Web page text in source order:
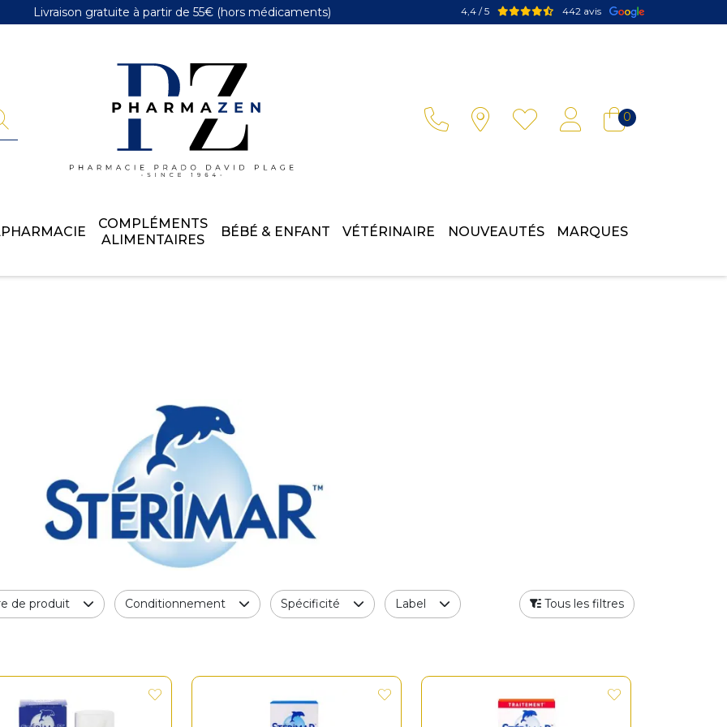
Livraison gratuite à partir de 55€(hors médicaments) 4,4 / 5 442 avis
0
COMPLÉMENTS
ALIMENTAIRES
BÉBÉ & ENFANT VÉTÉRINAIRE NOUVEAUTÉS MARQUES
de produit Conditionnement Spécificité Label Tous les filtres